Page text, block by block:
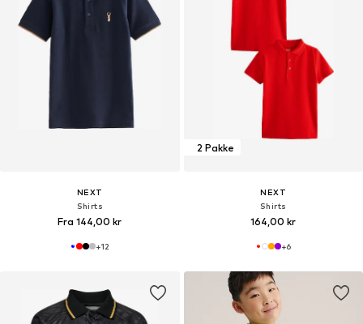
NEXT
Shirts
Fra 144,00 kr
+12
2 Pakke
NEXT
Shirts
164,00 kr
+6